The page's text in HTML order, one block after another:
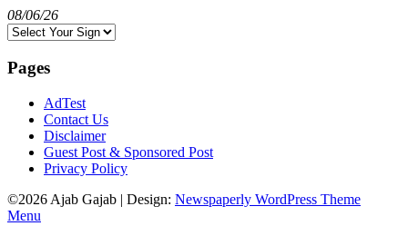
08/06/26
Pages
AdTest
Contact Us
Disclaimer
Guest Post & Sponsored Post
Privacy Policy
©2026 Ajab Gajab | Design: Newspaperly WordPress Theme
Menu